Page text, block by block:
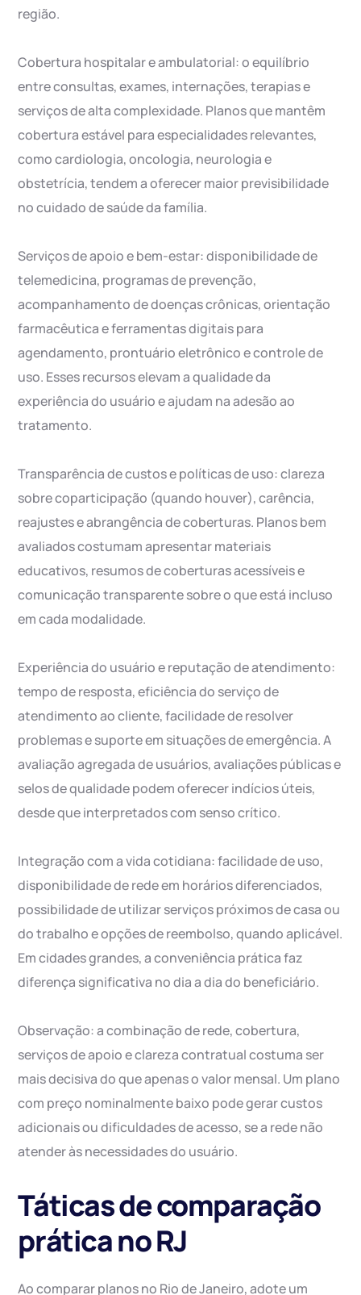
região.
Cobertura hospitalar e ambulatorial: o equilíbrio
entre consultas, exames, internações, terapias e
serviços de alta complexidade. Planos que mantêm
cobertura estável para especialidades relevantes,
como cardiologia, oncologia, neurologia e
obstetrícia, tendem a oferecer maior previsibilidade
no cuidado de saúde da família.
Serviços de apoio e bem-estar: disponibilidade de
telemedicina, programas de prevenção,
acompanhamento de doenças crônicas, orientação
farmacêutica e ferramentas digitais para
agendamento, prontuário eletrônico e controle de
uso. Esses recursos elevam a qualidade da
experiência do usuário e ajudam na adesão ao
tratamento.
Transparência de custos e políticas de uso: clareza
sobre coparticipação (quando houver), carência,
reajustes e abrangência de coberturas. Planos bem
avaliados costumam apresentar materiais
educativos, resumos de coberturas acessíveis e
comunicação transparente sobre o que está incluso
em cada modalidade.
Experiência do usuário e reputação de atendimento:
tempo de resposta, eficiência do serviço de
atendimento ao cliente, facilidade de resolver
problemas e suporte em situações de emergência. A
avaliação agregada de usuários, avaliações públicas e
selos de qualidade podem oferecer indícios úteis,
desde que interpretados com senso crítico.
Integração com a vida cotidiana: facilidade de uso,
disponibilidade de rede em horários diferenciados,
possibilidade de utilizar serviços próximos de casa ou
do trabalho e opções de reembolso, quando aplicável.
Em cidades grandes, a conveniência prática faz
diferença significativa no dia a dia do beneficiário.
Observação: a combinação de rede, cobertura,
serviços de apoio e clareza contratual costuma ser
mais decisiva do que apenas o valor mensal. Um plano
com preço nominalmente baixo pode gerar custos
adicionais ou dificuldades de acesso, se a rede não
atender às necessidades do usuário.
Táticas de comparação
prática no RJ
Ao comparar planos no Rio de Janeiro, adote um